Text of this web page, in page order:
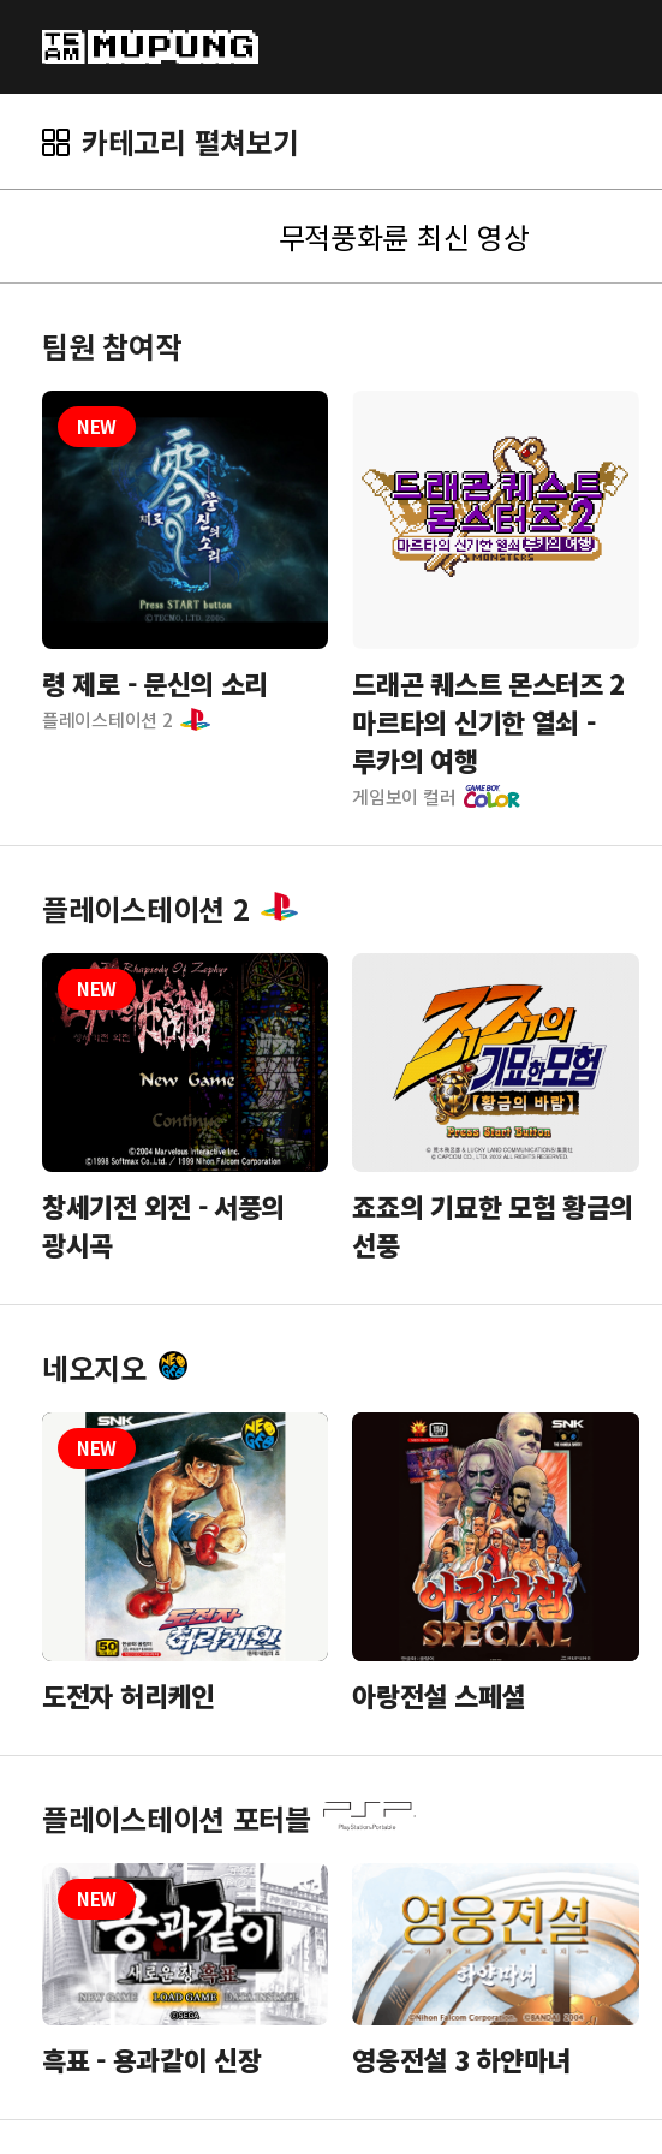
카테고리 펼쳐보기
무적풍화륜 최신 영상
팀원 참여작
령 제로 - 문신의 소리
플레이스테이션 2
드래곤 퀘스트 몬스터즈 2
마르타의 신기한 열쇠 -
루카의 여행
게임보이 컬러
플레이스테이션 2
창세기전 외전 - 서풍의
광시곡
죠죠의 기묘한 모험 황금의
선풍
네오지오
도전자 허리케인 아랑전설 스페셜
플레이스테이션 포터블
흑표 - 용과같이 신장 영웅전설 3 하얀마녀